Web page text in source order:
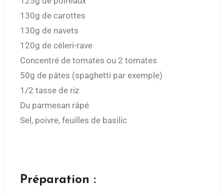
130g de carottes
130g de navets
120g de céleri-rave
Concentré de tomates ou 2 tomates
50g de pâtes (spaghetti par exemple)
1/2 tasse de riz
Du parmesan râpé
Sel, poivre, feuilles de basilic
Préparation :